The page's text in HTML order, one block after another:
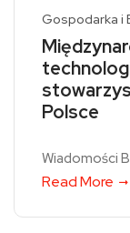
Gospodarka i
Polsce
Wiadomości
Read More